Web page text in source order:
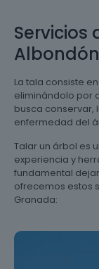
Servicios
La tala consiste
eliminándolo por
busca conservar,
enfermedad del
Talar un árbol es
experiencia y
fundamental
ofrecemos estos
Granada: